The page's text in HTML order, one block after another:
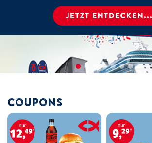
Jetzt entdecken...
Coupons